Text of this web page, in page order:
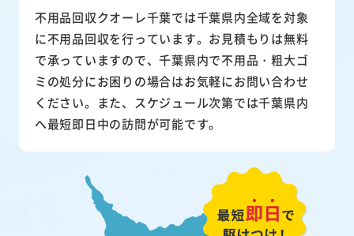
不用品回収クオーレ千葉では千葉県内全域を対象
に不用品回収を行っています。お見積もりは無料
で承っていますので、千葉県内で不用品・粗大ゴ
ミの処分にお困りの場合はお気軽にお問い合わせ
ください。また、スケジュール次第では千葉県内
へ最短即日中の訪問が可能です。